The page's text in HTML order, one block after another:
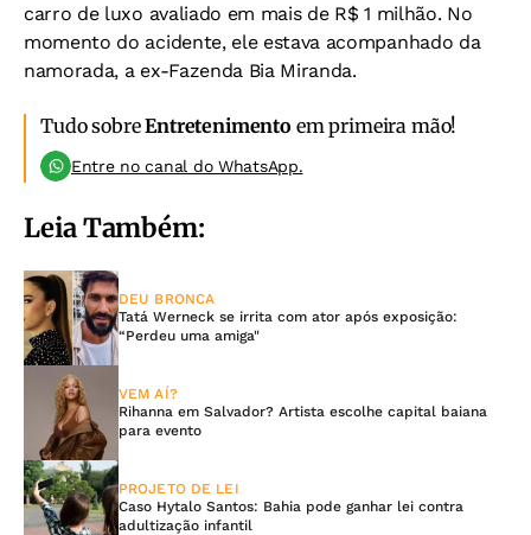
carro de luxo avaliado em mais de R$ 1 milhão. No
momento do acidente, ele estava acompanhado da
namorada, a ex-Fazenda Bia Miranda.
Tudo sobreEntretenimento em primeira mão!
Entre no canal do WhatsApp.
Leia Também:
DEU BRONCA
Tatá Werneck se irrita com ator após exposição:
“Perdeu uma amiga"
VEM AÍ?
Rihanna em Salvador? Artista escolhe capital baiana
para evento
PROJETO DE LEI
Caso Hytalo Santos: Bahia pode ganhar lei contra
adultização infantil